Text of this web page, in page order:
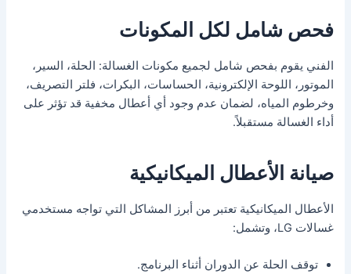
فحص شامل لكل المكونات
الفني يقوم بفحص شامل لجميع مكونات الغسالة: الحلة، السير،
الموتور، اللوحة الإلكترونية، الحساسات، البكرات، فلتر التصريف،
وخرطوم المياه، لضمان عدم وجود أي أعطال مخفية قد تؤثر على
أداء الغسالة مستقبلاً.
صيانة الأعطال الميكانيكية
الأعطال الميكانيكية تعتبر من أبرز المشاكل التي تواجه مستخدمي
غسالات LG، وتشمل:
توقف الحلة عن الدوران أثناء البرنامج.